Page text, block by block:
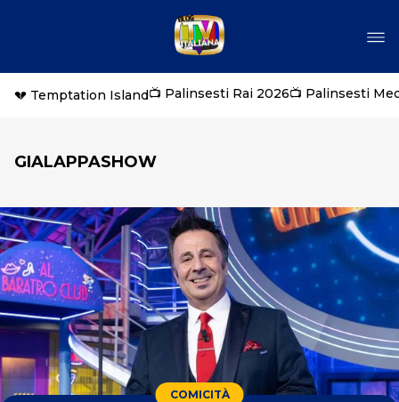
💔 Temptation Island📺 Palinsesti Rai 2026📺 Palinsesti
GIALAPPASHOW
COMICITÀ